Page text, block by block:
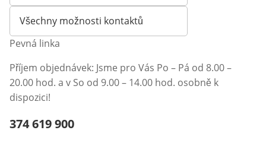
Všechny možnosti kontaktů
Pevná linka
Příjem objednávek: Jsme pro Vás Po – Pá od 8.00 –
20.00 hod. a v So od 9.00 – 14.00 hod. osobně k
dispozici!
Telefonní číslo:
374 619 900